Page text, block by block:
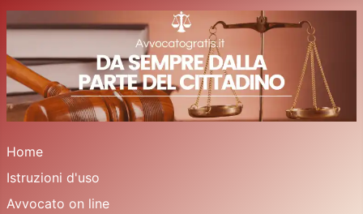
Home
Istruzioni d'uso
Avvocato on line